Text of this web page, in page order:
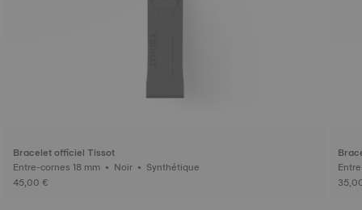
Bracelet officiel Tissot
Entre-cornes 18 mm • Noir • Synthétique
45,00 €